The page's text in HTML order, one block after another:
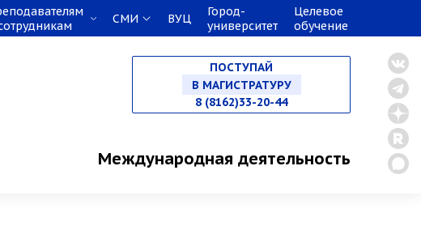
СМИ ВУЦ
Город-
университет
Целевое
обучение
ПОСТУПАЙ
НА СПЕЦИАЛИТЕТ
В МАГИСТРАТУРУ
8 (8162)33-20-44
Международная деятельность